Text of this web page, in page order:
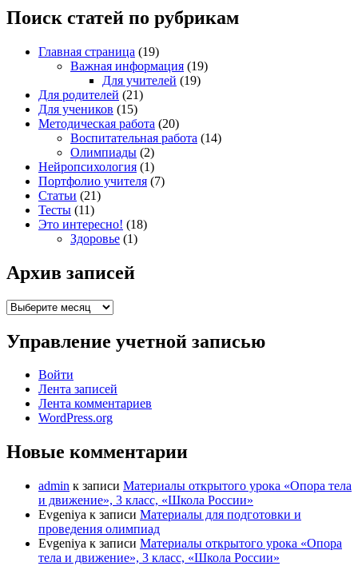
Поиск статей по рубрикам
Главная страница (19)
Важная информация (19)
Для учителей (19)
Для родителей (21)
Для учеников (15)
Методическая работа (20)
Воспитательная работа (14)
Олимпиады (2)
Нейропсихология (1)
Портфолио учителя (7)
Статьи (21)
Тесты (11)
Это интересно! (18)
Здоровье (1)
Архив записей
Архив
Управление учетной записью
Войти
Лента записей
Лента комментариев
WordPress.org
Новые комментарии
admin к записи Материалы открытого урока «Опора тела
и движение», 3 класс, «Школа России»
Evgeniya к записи Материалы для подготовки и
проведения олимпиад
Evgeniya к записи Материалы открытого урока «Опора
тела и движение», 3 класс, «Школа России»